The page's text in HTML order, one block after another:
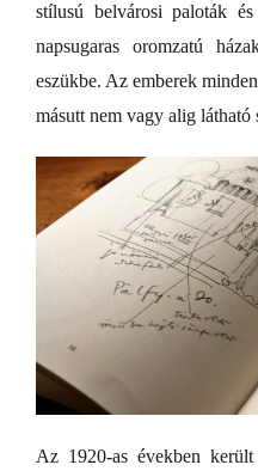
stílusú belvárosi paloták
napsugaras oromzatú
eszükbe. Az emberek
másutt nem vagy alig
Az 1920-as években